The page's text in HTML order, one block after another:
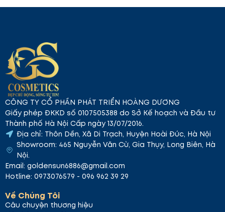
CÔNG TY CỔ PHẦN PHÁT TRIỂN HOÀNG DƯƠNG
Giấy phép ĐKKD số 0107505388 do Sở Kế hoạch và Đầu tư
Thành phố Hà Nội Cấp ngày 13/07/2016.
Địa chỉ: Thôn Dền, Xã Di Trạch, Huyện Hoài Đức, Hà Nội
Showroom: 465 Nguyễn Văn Cừ, Gia Thụy, Long Biên, Hà
Nội.
Email: goldensun6886@gmail.com
Hotline: 0973076579 - 096 962 39 29
Về Chúng Tôi
Câu chuyện thương hiệu